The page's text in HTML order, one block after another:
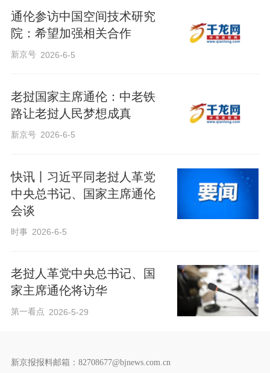
通伦参访中国空间技术研究
院：希望加强相关合作
新京号 2026-6-5
老挝国家主席通伦：中老铁
路让老挝人民梦想成真
新京号 2026-6-5
快讯丨习近平同老挝人革党
中央总书记、国家主席通伦
会谈
时事 2026-6-5
老挝人革党中央总书记、国
家主席通伦将访华
第一看点 2026-5-29
新京报报料邮箱：82708677@bjnews.com.cn